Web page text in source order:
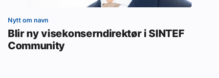
Nytt om navn
Blir ny visekonserndirektør i SINTEF
Community